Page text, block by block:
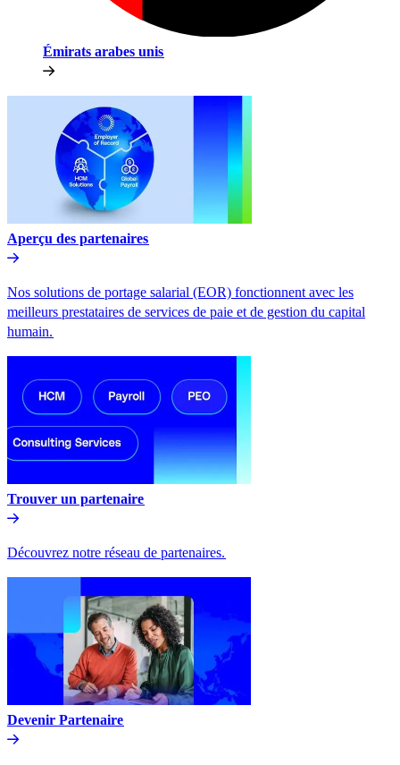
Émirats arabes unis​​
Aperçu des partenaires​​
Nos solutions de portage salarial (EOR) fonctionnent avec les
meilleurs prestataires de services de paie et de gestion du capital
humain.​​
Trouver un partenaire​​
Découvrez notre réseau de partenaires.​​
Devenir Partenaire​​